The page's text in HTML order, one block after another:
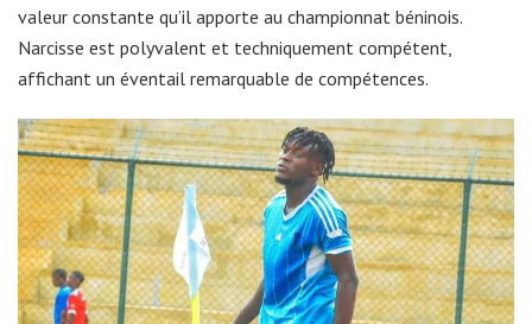
valeur constante qu’il apporte au championnat béninois.
Narcisse est polyvalent et techniquement compétent,
affichant un éventail remarquable de compétences.